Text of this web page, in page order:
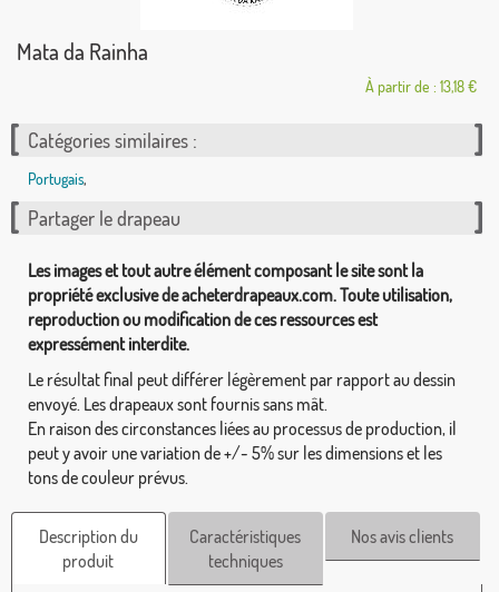
Mata da Rainha
À partir de : 13,18 €
Catégories similaires :
Portugais,
Partager le drapeau
Les images et tout autre élément composant le site sont la
propriété exclusive de acheterdrapeaux.com. Toute utilisation,
reproduction ou modification de ces ressources est
expressément interdite.
Le résultat final peut différer légèrement par rapport au dessin
envoyé. Les drapeaux sont fournis sans mât.
En raison des circonstances liées au processus de production, il
peut y avoir une variation de +/- 5% sur les dimensions et les
tons de couleur prévus.
Description du
produit
Caractéristiques
techniques
Nos avis clients